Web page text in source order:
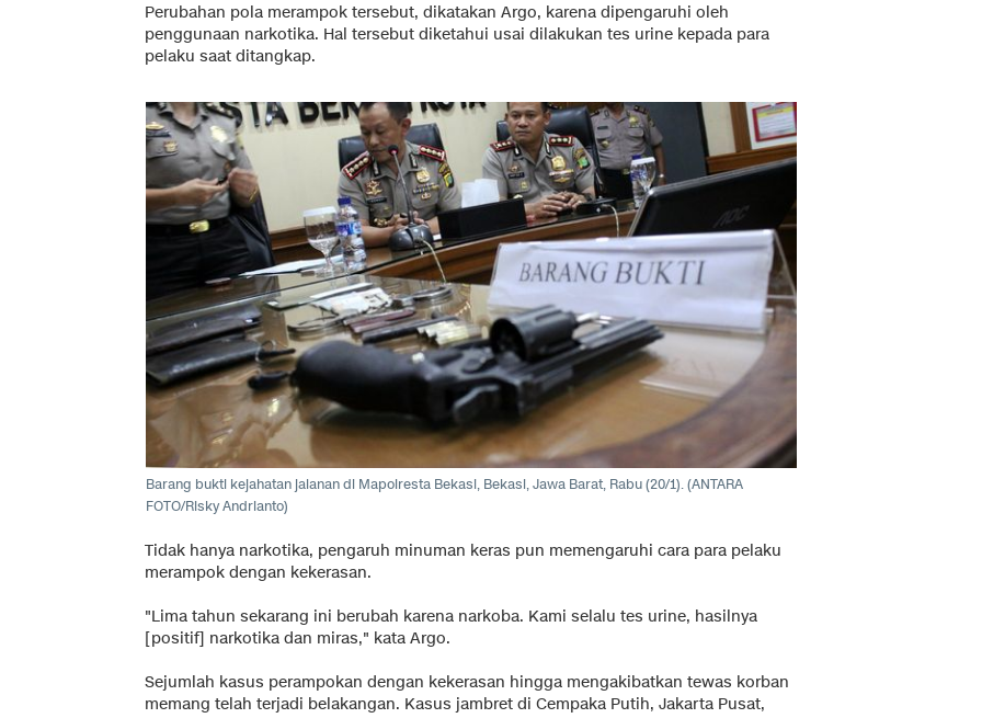
Perubahan pola merampok tersebut, dikatakan Argo, karena dipengaruhi oleh
penggunaan narkotika. Hal tersebut diketahui usai dilakukan tes urine kepada para
pelaku saat ditangkap.
Barang bukti kejahatan jalanan di Mapolresta Bekasi, Bekasi, Jawa Barat, Rabu (20/1). (ANTARA
FOTO/Risky Andrianto)
Tidak hanya narkotika, pengaruh minuman keras pun memengaruhi cara para pelaku
merampok dengan kekerasan.
"Lima tahun sekarang ini berubah karena narkoba. Kami selalu tes urine, hasilnya
[positif] narkotika dan miras," kata Argo.
Sejumlah kasus perampokan dengan kekerasan hingga mengakibatkan tewas korban
memang telah terjadi belakangan. Kasus jambret di Cempaka Putih, Jakarta Pusat,